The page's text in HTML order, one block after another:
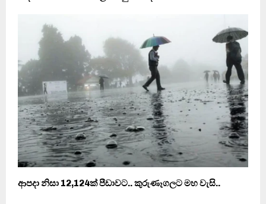
ආපදා නිසා 12,124ක් පීඩාවට.. කුරුණෑගලට මහ වැසි..